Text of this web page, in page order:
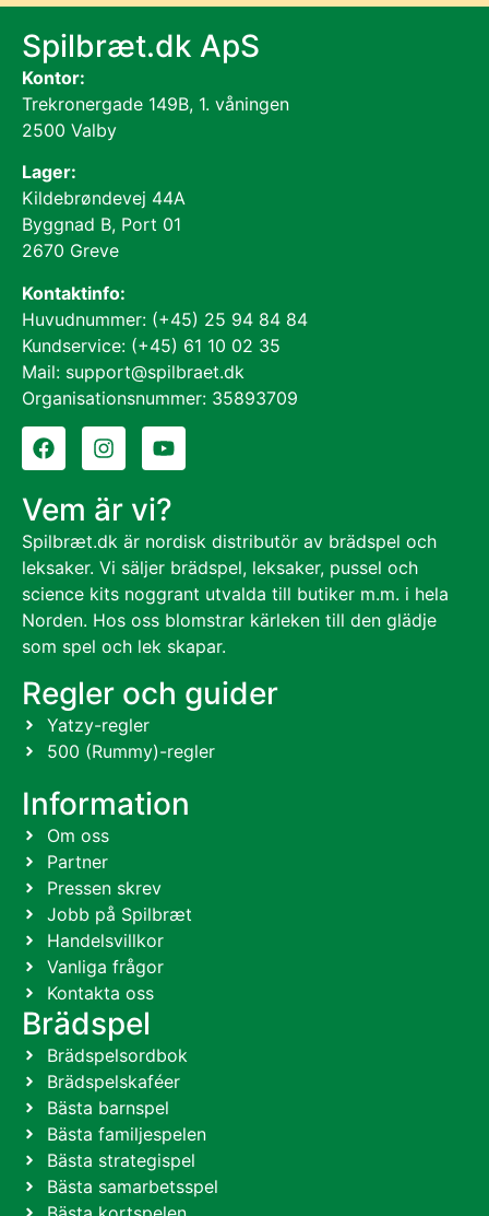
Spilbræt.dk ApS
Kontor:
Trekronergade 149B, 1. våningen
2500 Valby
Lager:
Kildebrøndevej 44A
Byggnad B, Port 01
2670 Greve
Kontaktinfo:
Huvudnummer: (+45) 25 94 84 84
Kundservice: (+45) 61 10 02 35
Mail: support@spilbraet.dk
Organisationsnummer: 35893709
Vem är vi?
Spilbræt.dk är nordisk distributör av brädspel och
leksaker. Vi säljer brädspel, leksaker, pussel och
science kits noggrant utvalda till butiker m.m. i hela
Norden. Hos oss blomstrar kärleken till den glädje
som spel och lek skapar.
Regler och guider
Yatzy-regler
500 (Rummy)-regler
Information
Om oss
Partner
Pressen skrev
Jobb på Spilbræt
Handelsvillkor
Vanliga frågor
Kontakta oss
Brädspel
Brädspelsordbok
Brädspelskaféer
Bästa barnspel
Bästa familjespelen
Bästa strategispel
Bästa samarbetsspel